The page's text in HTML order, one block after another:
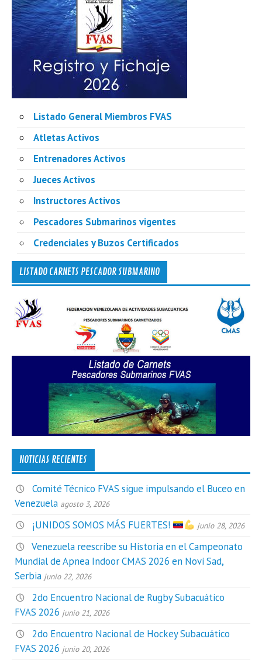
Listado General Miembros FVAS
Atletas Activos
Entrenadores Activos
Jueces Activos
Instructores Activos
Pescadores Submarinos vigentes
Credenciales y Buzos Certificados
LISTADO CARNETS PESCADOR SUBMARINO
NOTICIAS RECIENTES
Comité Técnico FVAS sigue impulsando el Buceo en
Venezuela agosto 3, 2026
¡UNIDOS SOMOS MÁS FUERTES! junio 28, 2026
Venezuela reescribe su Historia en el Campeonato
Mundial de Apnea Indoor CMAS 2026 en Novi Sad,
Serbia junio 22, 2026
2do Encuentro Nacional de Rugby Subacuático
FVAS 2026 junio 21, 2026
2do Encuentro Nacional de Hockey Subacuático
FVAS 2026 junio 20, 2026